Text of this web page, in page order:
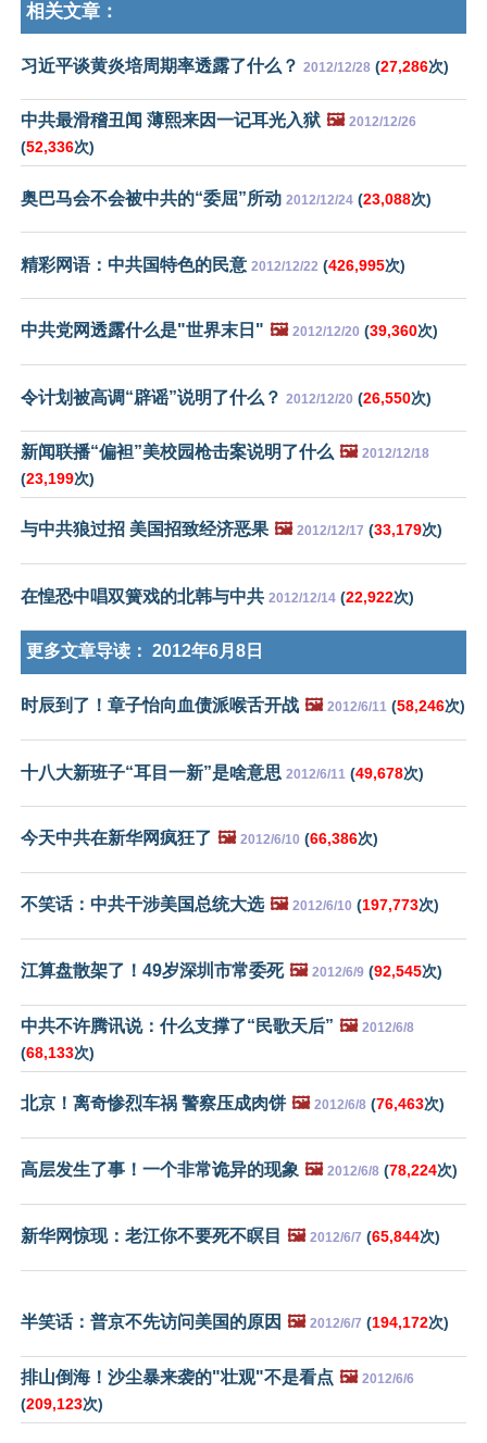
相关文章：
习近平谈黄炎培周期率透露了什么？ 2012/12/28 (27,286次)
中共最滑稽丑闻 薄熙来因一记耳光入狱 🖼️ 2012/12/26
(52,336次)
奥巴马会不会被中共的“委屈”所动 2012/12/24 (23,088次)
精彩网语：中共国特色的民意 2012/12/22 (426,995次)
中共党网透露什么是"世界末日" 🖼️ 2012/12/20 (39,360次)
令计划被高调“辟谣”说明了什么？ 2012/12/20 (26,550次)
新闻联播“偏袒”美校园枪击案说明了什么 🖼️ 2012/12/18
(23,199次)
与中共狼过招 美国招致经济恶果 🖼️ 2012/12/17 (33,179次)
在惶恐中唱双簧戏的北韩与中共 2012/12/14 (22,922次)
更多文章导读： 2012年6月8日
时辰到了！章子怡向血债派喉舌开战 🖼️ 2012/6/11 (58,246次)
十八大新班子“耳目一新”是啥意思 2012/6/11 (49,678次)
今天中共在新华网疯狂了 🖼️ 2012/6/10 (66,386次)
不笑话：中共干涉美国总统大选 🖼️ 2012/6/10 (197,773次)
江算盘散架了！49岁深圳市常委死 🖼️ 2012/6/9 (92,545次)
中共不许腾讯说：什么支撑了“民歌天后” 🖼️ 2012/6/8
(68,133次)
北京！离奇惨烈车祸 警察压成肉饼 🖼️ 2012/6/8 (76,463次)
高层发生了事！一个非常诡异的现象 🖼️ 2012/6/8 (78,224次)
新华网惊现：老江你不要死不瞑目 🖼️ 2012/6/7 (65,844次)
半笑话：普京不先访问美国的原因 🖼️ 2012/6/7 (194,172次)
排山倒海！沙尘暴来袭的"壮观"不是看点 🖼️ 2012/6/6
(209,123次)